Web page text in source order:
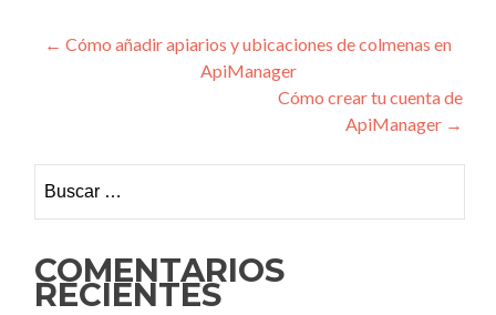
Navegacion de entrada
← Cómo añadir apiarios y ubicaciones de colmenas en
ApiManager
Cómo crear tu cuenta de
ApiManager →
COMENTARIOS
RECIENTES